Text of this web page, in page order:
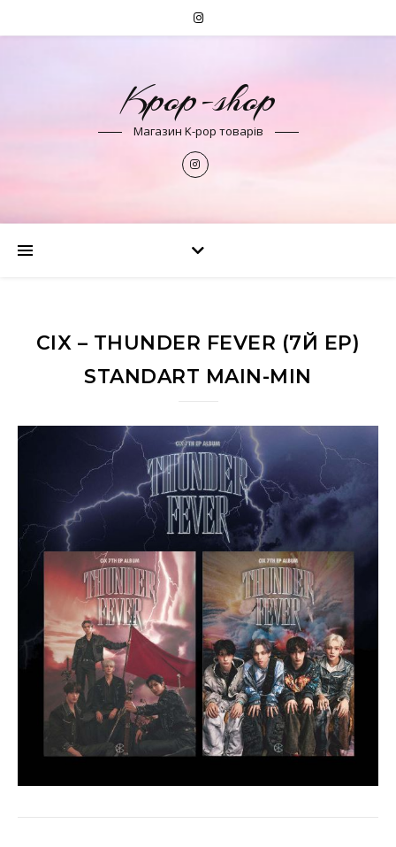
Kpop-shop
Магазин K-pop товарів
CIX – THUNDER FEVER (7Й EP)
STANDART MAIN-MIN